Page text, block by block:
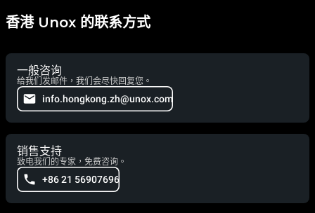
香港 Unox 的联系方式
一般咨询
给我们发邮件，我们会尽快回复您。
info.hongkong.zh@unox.com
销售支持
致电我们的专家，免费咨询。
+86 21 56907696